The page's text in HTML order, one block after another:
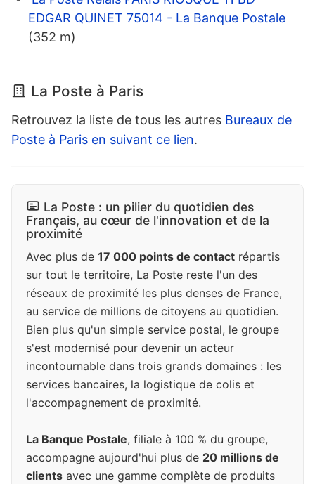
EDGAR QUINET 75014 - La Banque Postale
(352 m)
La Poste à Paris
Retrouvez la liste de tous les autres Bureaux de
Poste à Paris en suivant ce lien.
La Poste : un pilier du quotidien des
Français, au cœur de l'innovation et de la
proximité
Avec plus de 17 000 points de contact répartis
sur tout le territoire, La Poste reste l'un des
réseaux de proximité les plus denses de France,
au service de millions de citoyens au quotidien.
Bien plus qu'un simple service postal, le groupe
s'est modernisé pour devenir un acteur
incontournable dans trois grands domaines : les
services bancaires, la logistique de colis et
l'accompagnement de proximité.
La Banque Postale, filiale à 100 % du groupe,
accompagne aujourd'hui plus de 20 millions de
clients avec une gamme complète de produits